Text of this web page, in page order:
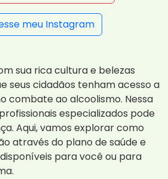
meu Instagram
sua rica cultura e belezas
seus cidadãos tenham acesso a
combate ao alcoolismo. Nessa
especializados pode
Aqui, vamos explorar como
através do plano de saúde e
para você ou para